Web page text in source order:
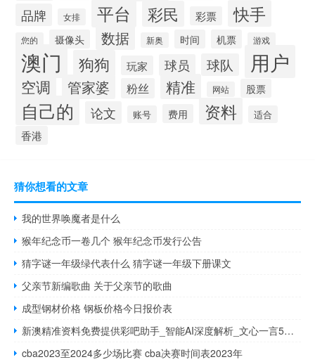
品牌 女排 平台 彩民 彩票 快手
您的 摄像头 数据 新奥 时间 机票 游戏
澳门 狗狗 玩家 球员 球队 用户
空调 管家婆 粉丝 精准 网站 股票
自己的 论文 账号 费用 资料 适合
香港
猜你想看的文章
我的世界唤魔者是什么
猴年纪念币一卷几个 猴年纪念币发行公告
猜字谜一年级绿代表什么 猜字谜一年级下册课文
父亲节新编歌曲 关于父亲节的歌曲
成型钢材价格 钢板价格今日报价表
新澳精准资料免费提供彩吧助手_智能AI深度解析_文心一言5G.213.1.679
cba2023至2024多少场比赛 cba决赛时间表2023年